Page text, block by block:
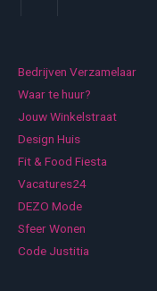
Bedrijven Verzamelaar
Waar te huur?
Jouw Winkelstraat
Design Huis
Fit & Food Fiesta
Vacatures24
DEZO Mode
Sfeer Wonen
Code Justitia